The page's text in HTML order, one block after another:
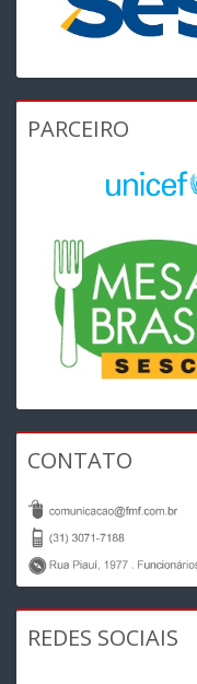
PARCEIRO
CONTATO
REDES SOCIAIS